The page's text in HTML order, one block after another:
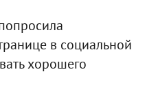
в социальной
хорошего